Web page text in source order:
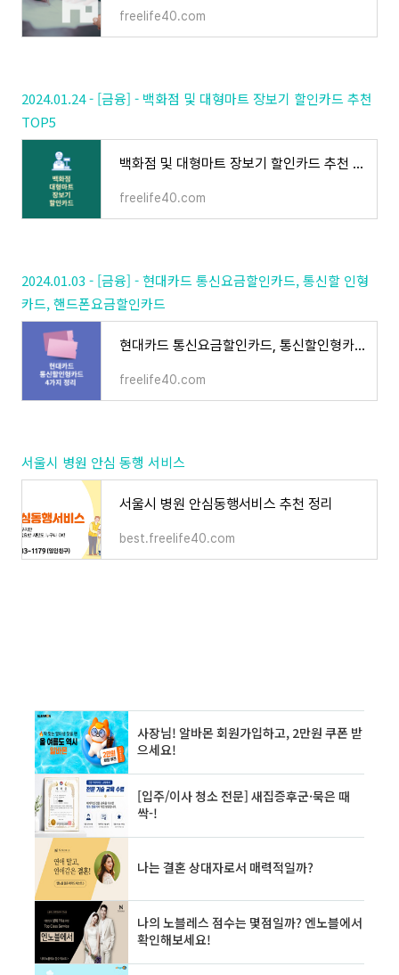
freelife40.com
2024.01.24 - [금융] - 백화점 및 대형마트 장보기 할인카드 추천
TOP5
백화점 및 대형마트 장보기 할인카드 추천 TOP5
freelife40.com
2024.01.03 - [금융] - 현대카드 통신요금할인카드, 통신할 인형
카드, 핸드폰요금할인카드
현대카드 통신요금할인카드, 통신할인형카드, 핸드폰요금할인카드
freelife40.com
서울시 병원 안심 동행 서비스
서울시 병원 안심동행서비스 추천 정리
best.freelife40.com